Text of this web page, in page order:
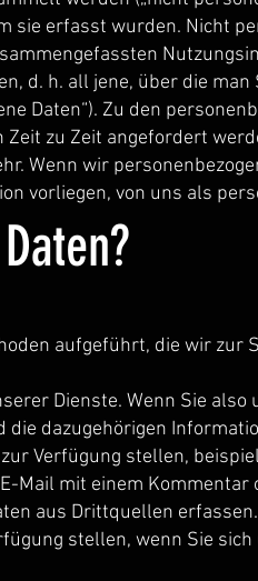
sie erfasst wurden. Nicht
d. h. all jene, über die
Daten“). Zu den
zu Zeit angefordert
Wenn wir
vorliegen, von uns als
aufgeführt, die wir zur
Dienste. Wenn Sie
die dazugehörigen
Verfügung stellen,
Mail mit einem Kommentar
aus Drittquellen erfassen.
stellen, wenn Sie